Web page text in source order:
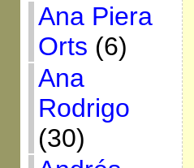
Ana Piera
Orts (6)
Ana
Rodrigo
(30)